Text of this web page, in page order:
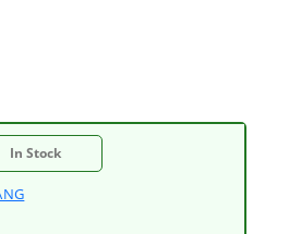
In Stock